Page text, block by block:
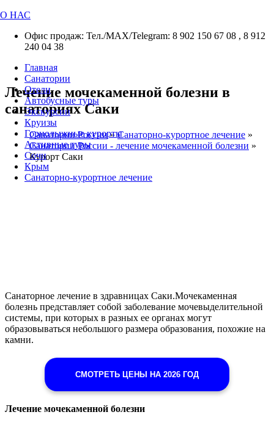
О НАС
Офис продаж: Тел./МАХ/Telegram: 8 902 150 67 08 , 8 912
240 04 38
Главная
Санатории
Отели
Автобусные туры
Экскурсии
Круизы
Горнолыжные курорты
Активные туры
Сочи
Крым
Санаторно-курортное лечение
Лечение мочекаменной болезни в
санаториях Саки
Санатории России»Санаторно-курортное лечение »
Санатории России - лечение мочекаменной болезни »
Курорт Саки
Санаторное лечение в здравницах Саки.Мочекаменная
болезнь представляет собой заболевание мочевыделительной
системы, при которых в разных ее органах могут
образовываться небольшого размера образования, похожие на
камни.
СМОТРЕТЬ ЦЕНЫ НА 2026 ГОД
Лечение мочекаменной болезни